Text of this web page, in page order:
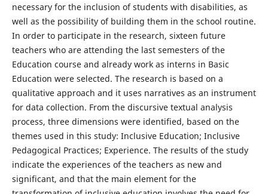
necessary for the inclusion of students with disabilities, as
well as the possibility of building them in the school routine.
In order to participate in the research, sixteen future
teachers who are attending the last semesters of the
Education course and already work as interns in Basic
Education were selected. The research is based on a
qualitative approach and it uses narratives as an instrument
for data collection. From the discursive textual analysis
process, three dimensions were identified, based on the
themes used in this study: Inclusive Education; Inclusive
Pedagogical Practices; Experience. The results of the study
indicate the experiences of the teachers as new and
significant, and that the main element for the